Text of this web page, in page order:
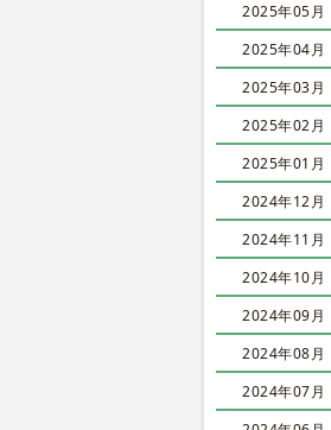
2025年05月
2025年04月
2025年03月
2025年02月
2025年01月
2024年12月
2024年11月
2024年10月
2024年09月
2024年08月
2024年07月